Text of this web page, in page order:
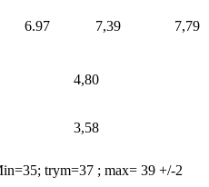
6.97 7,39 7,79
4,80
3,58
trym=37 ; max= 39 +/-2